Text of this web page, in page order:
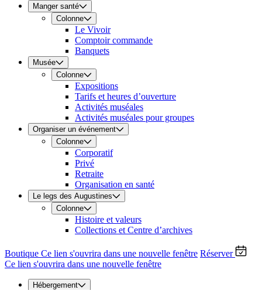
Manger santé
Colonne
Le Vivoir
Comptoir commande
Banquets
Musée
Colonne
Expositions
Tarifs et heures d’ouverture
Activités muséales
Activités muséales pour groupes
Organiser un événement
Colonne
Corporatif
Privé
Retraite
Organisation en santé
Le legs des Augustines
Colonne
Histoire et valeurs
Collections et Centre d’archives
Boutique Ce lien s'ouvrira dans une nouvelle fenêtre Réserver
Ce lien s'ouvrira dans une nouvelle fenêtre
Hébergement